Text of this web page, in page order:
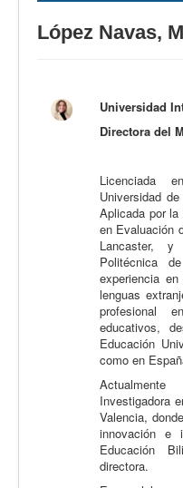
CertAcleB
Calidad
Artículos
Observatorio EB
López Navas,
Universidad
Directora del
Licenciada
Universidad
Aplicada por
en Evaluación
Lancaster,
Politécnica
experiencia
lenguas
profesional
educativos,
Educación
como en
Investigadora
Valencia,
innovación e
Educación
directora.